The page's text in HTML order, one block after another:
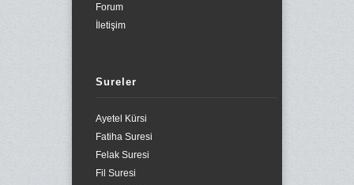
Forum
İletişim
Sureler
Ayetel Kürsi
Fatiha Suresi
Felak Suresi
Fil Suresi